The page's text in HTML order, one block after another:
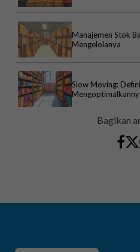
Manajemen Stok
Mengelolanya
Slow Moving:
Bagikan